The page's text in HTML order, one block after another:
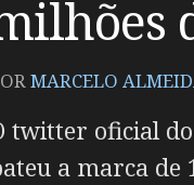
MARCELO
twitter oficial
a marca de